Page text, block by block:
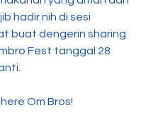
hadir nih di sesi
buat dengerin sharing
Fest tanggal 28
Om Bros!